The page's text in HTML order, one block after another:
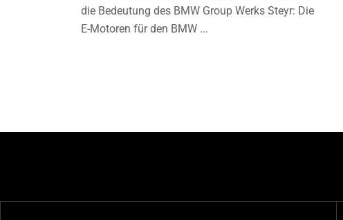
die Bedeutung des BMW Group Werks Steyr: Die
E-Motoren für den BMW